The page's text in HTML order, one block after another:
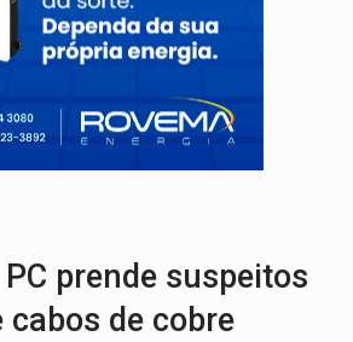
Anvisa desmente boato sobre presença de plástico ou
Pitbulls fogem de residência e atacam casal de idosos
CONJUNTA:Forças policiais apreendem cerca de 1kg de
PC prende suspeitos
cabos de cobre